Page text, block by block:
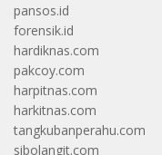
pansos.id
forensik.id
hardiknas.com
pakcoy.com
harpitnas.com
harkitnas.com
tangkubanperahu.com
sibolangit.com